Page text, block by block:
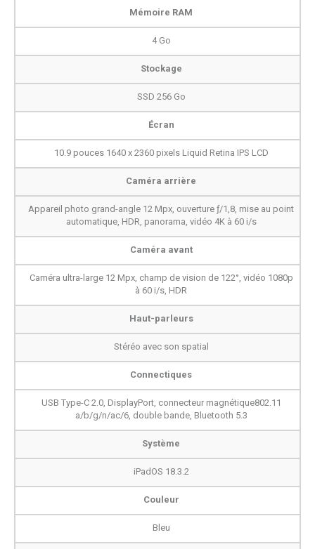
Mémoire RAM
4 Go
Stockage
SSD 256 Go
Écran
10.9 pouces 1640 x 2360 pixels Liquid Retina IPS LCD
Caméra arrière
Appareil photo grand-angle 12 Mpx, ouverture ƒ/1,8, mise au point
automatique, HDR, panorama, vidéo 4K à 60 i/s
Caméra avant
Caméra ultra-large 12 Mpx, champ de vision de 122°, vidéo 1080p
à 60 i/s, HDR
Haut-parleurs
Stéréo avec son spatial
Connectiques
USB Type-C 2.0, DisplayPort, connecteur magnétique802.11
a/b/g/n/ac/6, double bande, Bluetooth 5.3
Système
iPadOS 18.3.2
Couleur
Bleu